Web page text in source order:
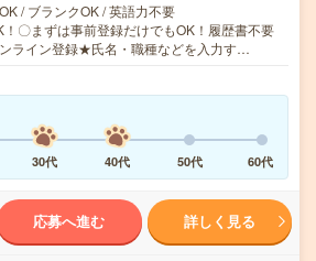
/ ブランクOK / 英語力不要
〇まずは事前登録だけでもOK！履歴書不要
ライン登録★氏名・職種などを入力す…
30代 40代 50代 60代
応募へ進む 詳しく見る